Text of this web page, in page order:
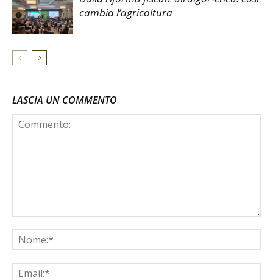
cambia l’agricoltura
LASCIA UN COMMENTO